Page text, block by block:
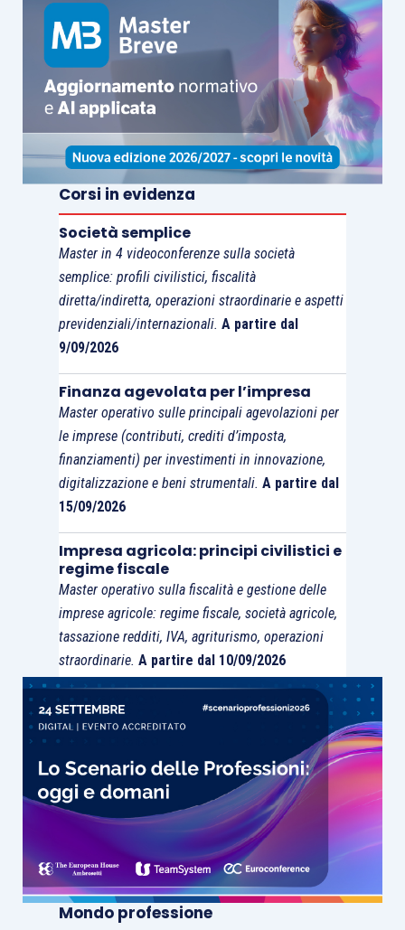
della domanda
Le imprese collocate in posizione utile per il
finanziamento dovranno far pervenire all’INAIL,
entro e non oltre il termine di 30 giorni
decorrente dal giorno successivo a quello di
perfezionamento della formale comunicazione
degli elenchi cronologici,
telematicagenerata dal sistema e tutti gli altri
documenti, indicati nell’avviso pubblico, per la
specifica tipologia di progetto.
Corsi in evidenza
Società semplice
Master in 4 videoconferenze sulla società
semplice: profili civilistici, fiscalità
diretta/indiretta, operazioni straordinarie e aspetti
previdenziali/internazionali. A partire dal
9/09/2026
Finanza agevolata per l’impresa
Master operativo sulle principali agevolazioni per
le imprese (contributi, crediti d’imposta,
finanziamenti) per investimenti in innovazione,
digitalizzazione e beni strumentali. A partire dal
15/09/2026
Impresa agricola: principi civilistici e
regime fiscale
Master operativo sulla fiscalità e gestione delle
imprese agricole: regime fiscale, società agricole,
tassazione redditi, IVA, agriturismo, operazioni
straordinarie. A partire dal 10/09/2026
Mondo professione